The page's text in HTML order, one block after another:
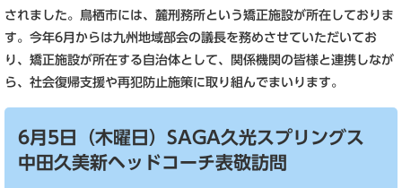
されました。鳥栖市には、麓刑務所という矯正施設が所在しておりま
す。今年6月からは九州地域部会の議長を務めさせていただいてお
り、矯正施設が所在する自治体として、関係機関の皆様と連携しなが
ら、社会復帰支援や再犯防止施策に取り組んでまいります。
6月5日（木曜日）SAGA久光スプリングス
中田久美新ヘッドコーチ表敬訪問